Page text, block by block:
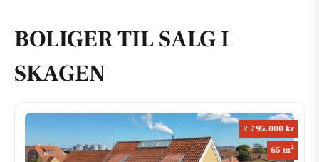
BOLIGER TIL SALG I
SKAGEN
2.795.000 kr
65 m2